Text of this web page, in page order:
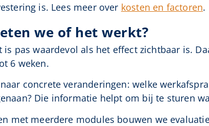
is. Lees meer over kosten en factoren.
we of het werkt?
is pas waardevol als het effect zichtbaar is.
6 weken.
concrete veranderingen: welke
Die informatie helpt om bij te sturen
met meerdere modules bouwen we